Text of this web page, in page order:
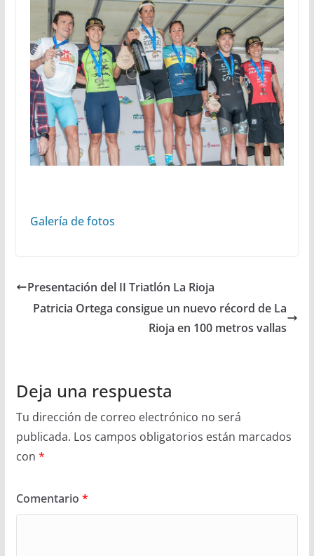
Galería de fotos
Presentación del II Triatlón La Rioja
Patricia Ortega consigue un nuevo récord de La
Rioja en 100 metros vallas
Deja una respuesta
Tu dirección de correo electrónico no será
publicada. Los campos obligatorios están marcados
con *
Comentario *